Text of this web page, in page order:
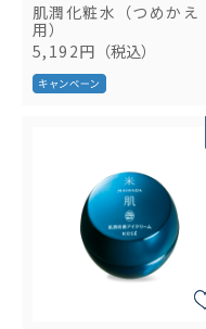
肌潤化粧水（つめかえ
用）
5,192円 （税込）